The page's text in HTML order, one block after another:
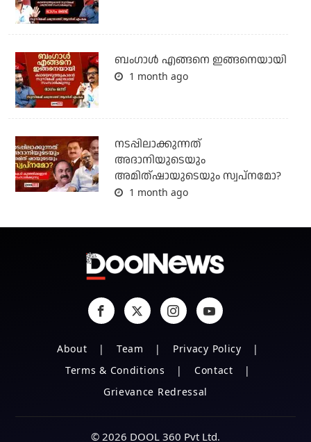
ബം​ഗാൾ എങ്ങനെ ഇങ്ങനെയായി
1 month ago
നടപ്പിലാക്കുന്നത്
അദാനിയുടെയും
അമിത്ഷായുടെയും സ്വപ്നമോ?
1 month ago
About Team
Privacy Policy
Terms & Conditions
Contact
Grievance Redressal
© 2026 DOOL 360 Pvt Ltd.